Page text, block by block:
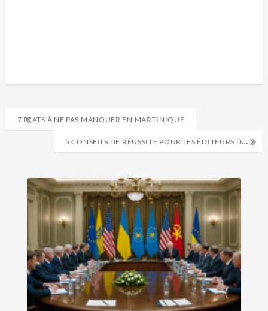
7 PLATS À NE PAS MANQUER EN MARTINIQUE
5 CONSEILS DE RÉUSSITE POUR LES ÉDITEURS DE LIVRES ÉLECTRONIQUES